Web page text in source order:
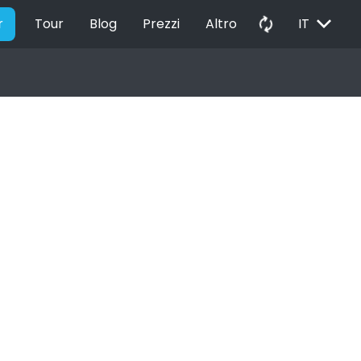
Tour Blog Prezzi Altro autorenew IT EXPAND_MORE